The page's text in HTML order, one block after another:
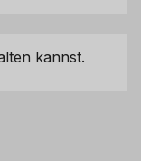
kannst.